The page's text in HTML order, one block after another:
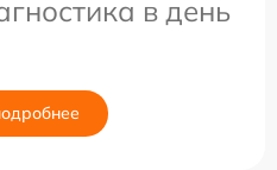
в день